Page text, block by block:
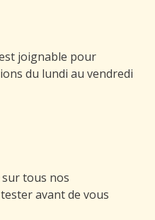
joignable pour
du lundi au vendredi
sur tous nos
avant de vous